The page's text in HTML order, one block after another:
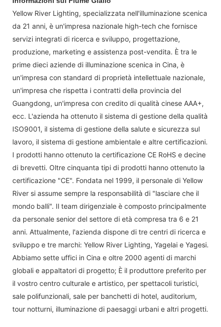
Yellow River Lighting, specializzata nell'illuminazione scenica
da 21 anni, è un'impresa nazionale high-tech che fornisce
servizi integrati di ricerca e sviluppo, progettazione,
produzione, marketing e assistenza post-vendita. È tra le
prime dieci aziende di illuminazione scenica in Cina, è
un'impresa con standard di proprietà intellettuale nazionale,
un'impresa che rispetta i contratti della provincia del
Guangdong, un'impresa con credito di qualità cinese AAA+,
ecc. L'azienda ha ottenuto il sistema di gestione della qualità
ISO9001, il sistema di gestione della salute e sicurezza sul
lavoro, il sistema di gestione ambientale e altre certificazioni.
I prodotti hanno ottenuto la certificazione CE RoHS e decine
di brevetti. Oltre cinquanta tipi di prodotti hanno ottenuto la
certificazione "CE". Fondata nel 1999, il personale di Yellow
River si assume sempre la responsabilità di "lasciare che il
mondo balli". Il team dirigenziale è composto principalmente
da personale senior del settore di età compresa tra 6 e 21
anni. Attualmente, l'azienda dispone di tre centri di ricerca e
sviluppo e tre marchi: Yellow River Lighting, Yagelai e Yagesi.
Abbiamo sette uffici in Cina e oltre 2000 agenti di marchi
globali e appaltatori di progetto; È il produttore preferito per
il vostro centro culturale e artistico, per spettacoli turistici,
sale polifunzionali, sale per banchetti di hotel, auditorium,
tour notturni, illuminazione di paesaggi urbani e altri progetti.